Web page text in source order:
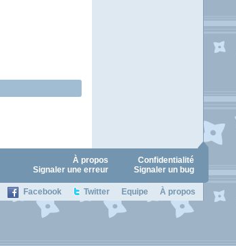
Confidentialité
À propos
Signaler un bug
Signaler une erreur
Facebook Twitter Equipe À propos